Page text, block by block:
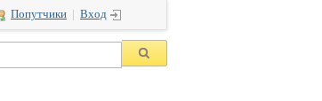
Попутчики Вход